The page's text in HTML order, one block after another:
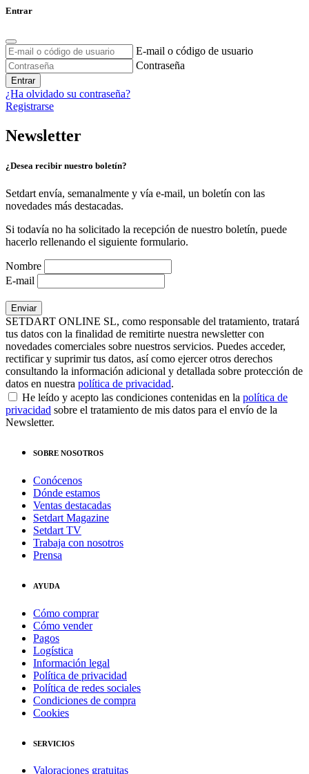
Entrar
E-mail o código de usuario
Contraseña
Entrar
¿Ha olvidado su contraseña?
Registrarse
Newsletter
¿Desea recibir nuestro boletín?
Setdart envía, semanalmente y vía e-mail, un boletín con las
novedades más destacadas.
Si todavía no ha solicitado la recepción de nuestro boletín, puede
hacerlo rellenando el siguiente formulario.
Nombre
E-mail
SETDART ONLINE SL, como responsable del tratamiento, tratará
tus datos con la finalidad de remitirte nuestra newsletter con
novedades comerciales sobre nuestros servicios. Puedes acceder,
rectificar y suprimir tus datos, así como ejercer otros derechos
consultando la información adicional y detallada sobre protección de
datos en nuestra política de privacidad.
He leído y acepto las condiciones contenidas en la política de
privacidad sobre el tratamiento de mis datos para el envío de la
Newsletter.
SOBRE NOSOTROS
Conócenos
Dónde estamos
Ventas destacadas
Setdart Magazine
Setdart TV
Trabaja con nosotros
Prensa
AYUDA
Cómo comprar
Cómo vender
Pagos
Logística
Información legal
Política de privacidad
Política de redes sociales
Condiciones de compra
Cookies
SERVICIOS
Valoraciones gratuitas